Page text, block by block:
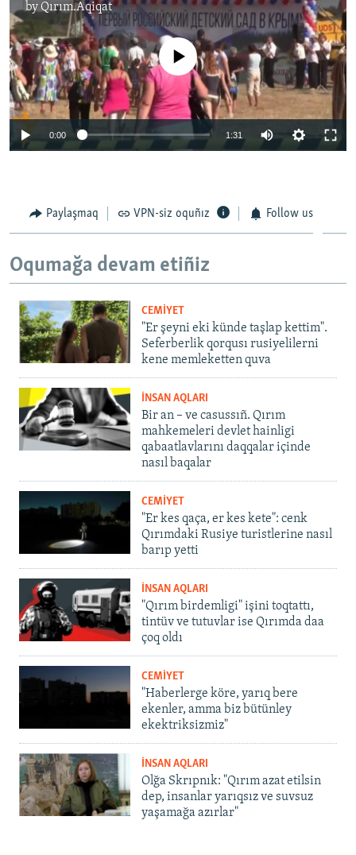
byQırım.Aqiqat
No media source currently available
0:00 1:31
Paylaşmaq VPN-siz oquñız Follow us
Oqumağa devam etiñiz
CEMİYET
"Er şeyni eki künde taşlap kettim".
Seferberlik qorqusı rusiyelilerni
kene memleketten quva
İNSAN AQLARI
Bir an – ve casussıñ. Qırım
mahkemeleri devlet hainligi
qabaatlavlarını daqqalar içinde
nasıl baqalar
CEMİYET
"Er kes qaça, er kes kete": cenk
Qırımdaki Rusiye turistlerine nasıl
barıp yetti
İNSAN AQLARI
"Qırım birdemligi" işini toqtattı,
tintüv ve tutuvlar ise Qırımda daa
çoq oldı
CEMİYET
"Haberlerge köre, yarıq bere
ekenler, amma biz bütünley
ekektriksizmiz"
İNSAN AQLARI
Olğa Skrıpnık: "Qırım azat etilsin
dep, insanlar yarıqsız ve suvsuz
yaşamağa azırlar"